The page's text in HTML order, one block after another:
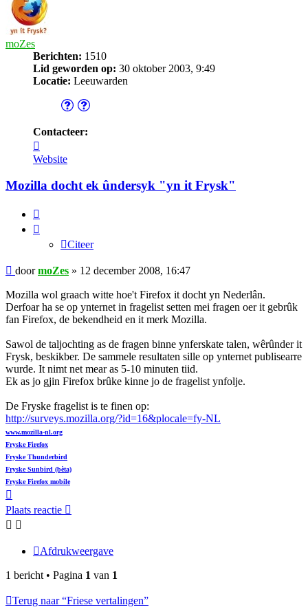
moZes
Berichten: 1510
Lid geworden op: 30 oktober 2003, 9:49
Locatie: Leeuwarden
Contacteer:
moZes
Website
Mozilla docht ek ûndersyk "yn it Frysk"
Citeer
Bericht
doormoZes » 12 december 2008, 16:47
Mozilla wol graach witte hoe't Firefox it docht yn Nederlân.
Derfoar ha se op ynternet in fragelist setten mei fragen oer it gebrûk
fan Firefox, de bekendheid en it merk Mozilla.
Sawol de taljochting as de fragen binne ynferskate talen, wêrûnder it
Frysk, beskikber. De sammele resultaten sille op ynternet publisearre
wurde. It nimt net mear as 5-10 minuten tiid.
Ek as jo gjin Firefox brûke kinne jo de fragelist ynfolje.
De Fryske fragelist is te finen op:
http://surveys.mozilla.org/?id=16&plocale=fy-NL
www.mozilla-nl.org
Fryske Firefox
Fryske Thunderbird
Fryske Sunbird (bèta)
Fryske Firefox mobile
Plaats reactie
Afdrukweergave
1 bericht • Pagina 1 van 1
Terug naar “Friese vertalingen”